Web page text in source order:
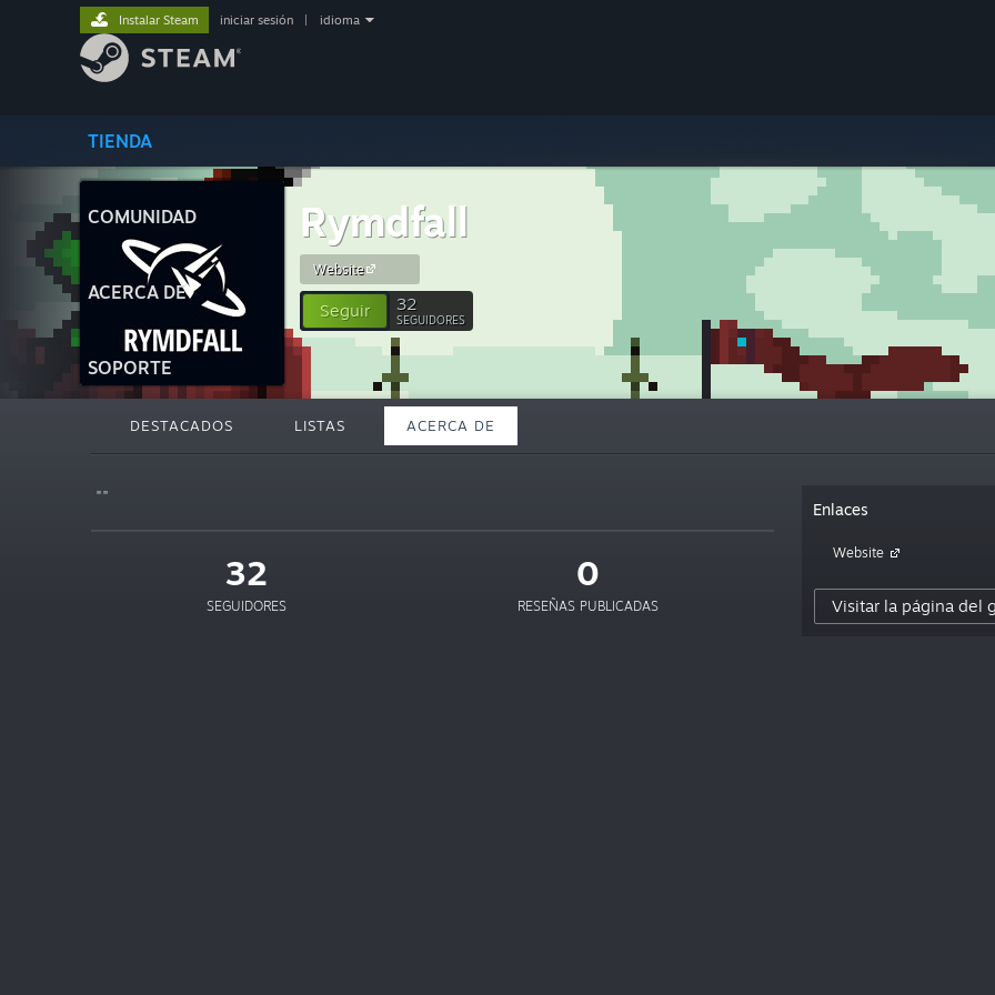
TIENDA
COMUNIDAD
ACERCA DE
SOPORTE
Instalar Steam iniciar sesión idioma
Rymdfall
Website
Seguir 32
SEGUIDORES
DESTACADOS LISTAS ACERCA DE
""
32
SEGUIDORES
0
RESEÑAS PUBLICADAS
Enlaces
Website
Visitar la página del